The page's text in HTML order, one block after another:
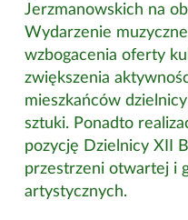
Jerzmanowskich na
Wydarzenie
wzbogacenia oferty
zwiększenia
mieszkańców
sztuki. Ponadto
pozycję Dzielnicy XII
przestrzeni otwartej i
artystycznych.